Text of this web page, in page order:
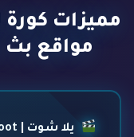
مواقع بث
يلا شوت | Yalla Shoot - بث مباشر مباريات اليوم